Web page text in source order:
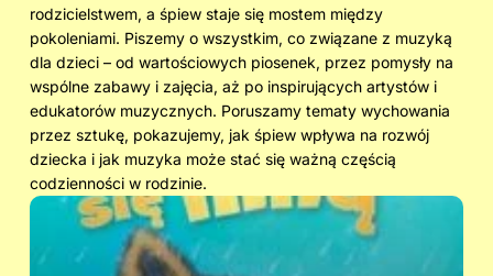
rodzicielstwem, a śpiew staje się mostem między
pokoleniami. Piszemy o wszystkim, co związane z muzyką
dla dzieci – od wartościowych piosenek, przez pomysły na
wspólne zabawy i zajęcia, aż po inspirujących artystów i
edukatorów muzycznych. Poruszamy tematy wychowania
przez sztukę, pokazujemy, jak śpiew wpływa na rozwój
dziecka i jak muzyka może stać się ważną częścią
codzienności w rodzinie.